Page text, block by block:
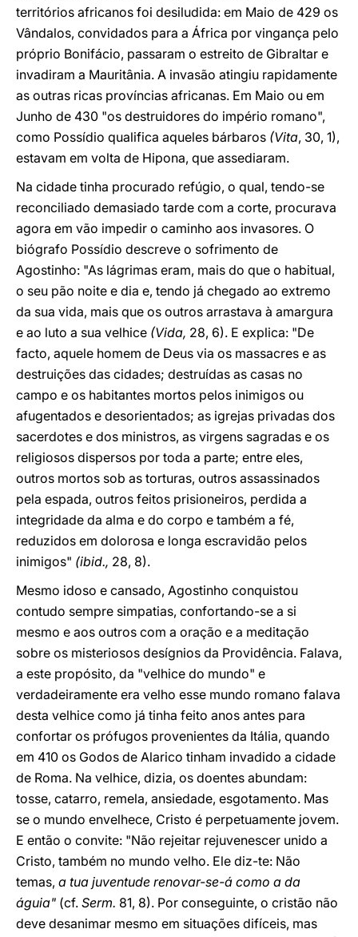
territórios africanos foi desiludida: em Maio de 429 os
Vândalos, convidados para a África por vingança pelo
próprio Bonifácio, passaram o estreito de Gibraltar e
invadiram a Mauritânia. A invasão atingiu rapidamente
as outras ricas províncias africanas. Em Maio ou em
Junho de 430 "os destruidores do império romano",
como Possídio qualifica aqueles bárbaros (Vita, 30, 1),
estavam em volta de Hipona, que assediaram.
Na cidade tinha procurado refúgio, o qual, tendo-se
reconciliado demasiado tarde com a corte, procurava
agora em vão impedir o caminho aos invasores. O
biógrafo Possídio descreve o sofrimento de
Agostinho: "As lágrimas eram, mais do que o habitual,
o seu pão noite e dia e, tendo já chegado ao extremo
da sua vida, mais que os outros arrastava à amargura
e ao luto a sua velhice (Vida, 28, 6). E explica: "De
facto, aquele homem de Deus via os massacres e as
destruições das cidades; destruídas as casas no
campo e os habitantes mortos pelos inimigos ou
afugentados e desorientados; as igrejas privadas dos
sacerdotes e dos ministros, as virgens sagradas e os
religiosos dispersos por toda a parte; entre eles,
outros mortos sob as torturas, outros assassinados
pela espada, outros feitos prisioneiros, perdida a
integridade da alma e do corpo e também a fé,
reduzidos em dolorosa e longa escravidão pelos
inimigos" (ibid., 28, 8).
Mesmo idoso e cansado, Agostinho conquistou
contudo sempre simpatias, confortando-se a si
mesmo e aos outros com a oração e a meditação
sobre os misteriosos desígnios da Providência. Falava,
a este propósito, da "velhice do mundo" e
verdadeiramente era velho esse mundo romano falava
desta velhice como já tinha feito anos antes para
confortar os prófugos provenientes da Itália, quando
em 410 os Godos de Alarico tinham invadido a cidade
de Roma. Na velhice, dizia, os doentes abundam:
tosse, catarro, remela, ansiedade, esgotamento. Mas
se o mundo envelhece, Cristo é perpetuamente jovem.
E então o convite: "Não rejeitar rejuvenescer unido a
Cristo, também no mundo velho. Ele diz-te: Não
temas, a tua juventude renovar-se-á como a da
águia" (cf. Serm. 81, 8). Por conseguinte, o cristão não
deve desanimar mesmo em situações difíceis, mas